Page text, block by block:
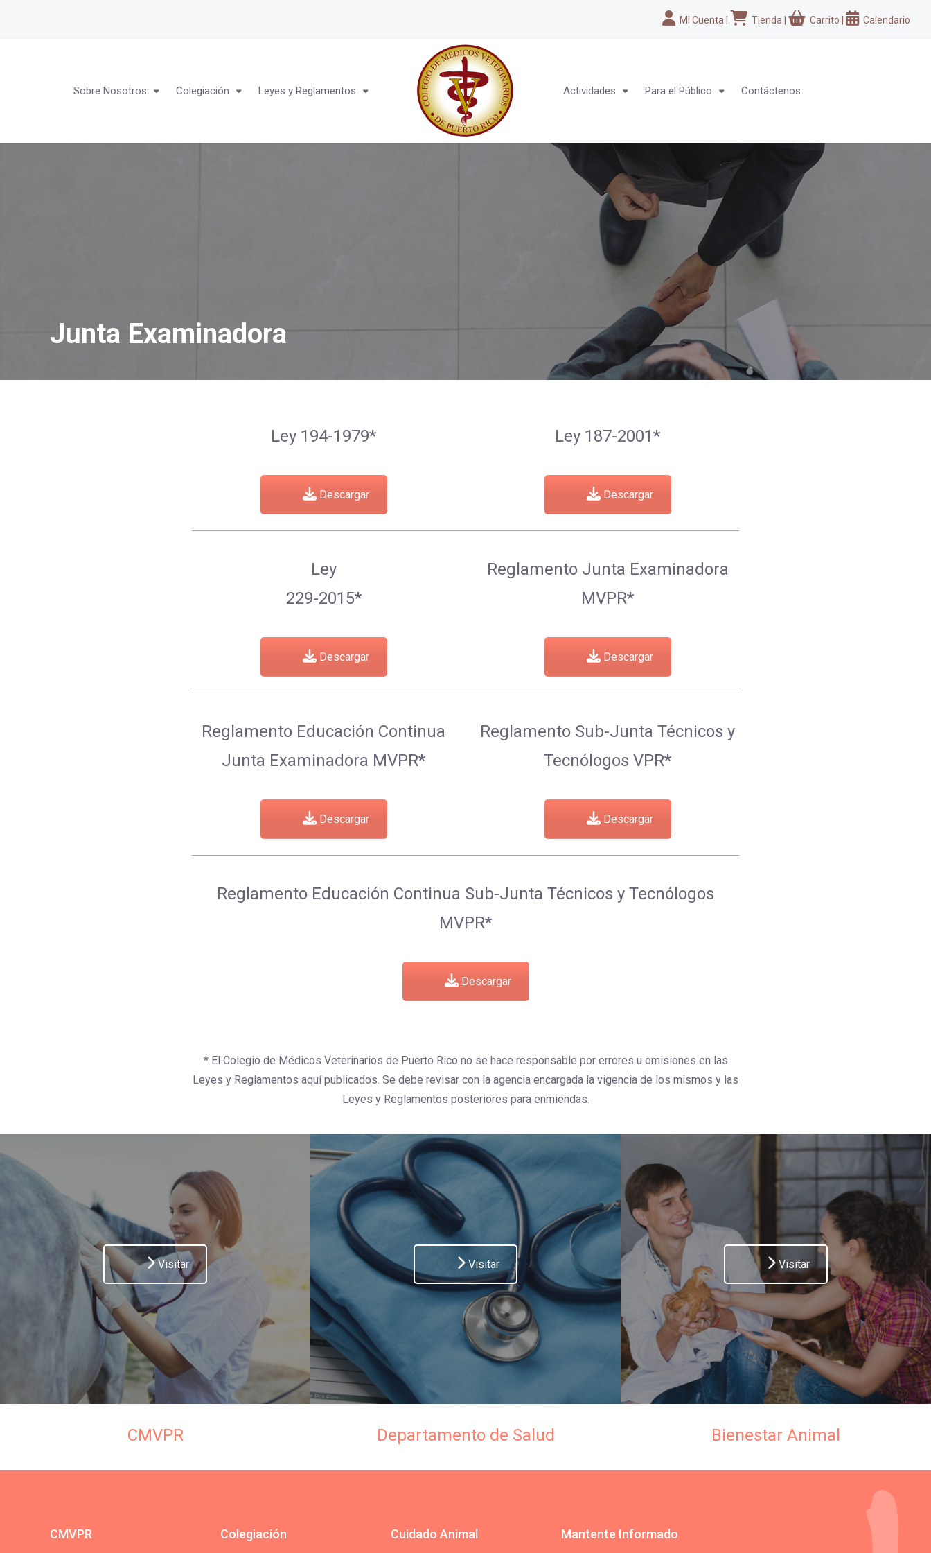
Mi Cuenta Tienda Carrito Calendario
Sobre Nosotros Colegiación Leyes y Reglamentos Actividades Para el Público Contáctenos
Junta Examinadora
Ley 194-1979*
Descargar
Ley 187-2001*
Descargar
Ley
229-2015*
Descargar
Reglamento Junta Examinadora
MVPR*
Descargar
Reglamento Educación Continua
Junta Examinadora MVPR*
Descargar
Reglamento Sub-Junta Técnicos y
Tecnólogos VPR*
Descargar
Reglamento Educación Continua Sub-Junta Técnicos y Tecnólogos
MVPR*
Descargar
* El Colegio de Médicos Veterinarios de Puerto Rico no se hace responsable por errores u omisiones en las
Leyes y Reglamentos aquí publicados. Se debe revisar con la agencia encargada la vigencia de los mismos y las
Leyes y Reglamentos posteriores para enmiendas.
Visitar
CMVPR
Visitar
Departamento de Salud
Visitar
Bienestar Animal
CMVPR Colegiación Cuidado Animal Mantente Informado